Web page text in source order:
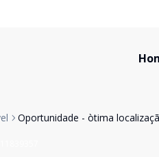
Oportunidade - òtima